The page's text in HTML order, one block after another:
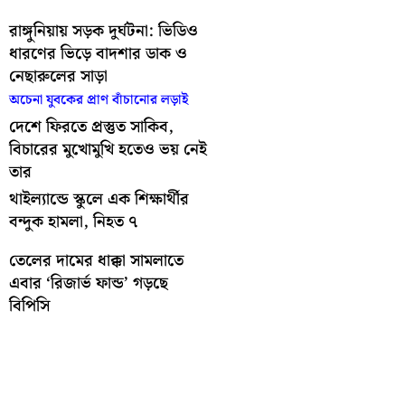
রাঙ্গুনিয়ায় সড়ক দুর্ঘটনা: ভিডিও
ধারণের ভিড়ে বাদশার ডাক ও
নেছারুলের সাড়া
অচেনা যুবকের প্রাণ বাঁচানোর লড়াই
দেশে ফিরতে প্রস্তুত সাকিব,
বিচারের মুখোমুখি হতেও ভয় নেই
তার
থাইল্যান্ডে স্কুলে এক শিক্ষার্থীর
বন্দুক হামলা, নিহত ৭
তেলের দামের ধাক্কা সামলাতে
এবার ‘রিজার্ভ ফান্ড’ গড়ছে
বিপিসি